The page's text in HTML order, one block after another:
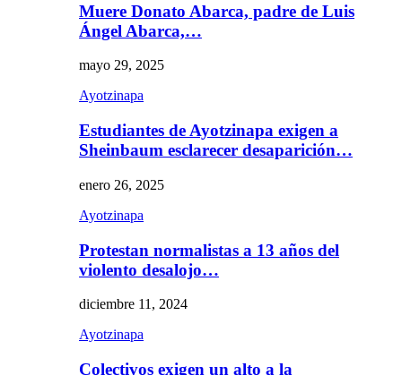
Muere Donato Abarca, padre de Luis
Ángel Abarca,…
mayo 29, 2025
Ayotzinapa
Estudiantes de Ayotzinapa exigen a
Sheinbaum esclarecer desaparición…
enero 26, 2025
Ayotzinapa
Protestan normalistas a 13 años del
violento desalojo…
diciembre 11, 2024
Ayotzinapa
Colectivos exigen un alto a la